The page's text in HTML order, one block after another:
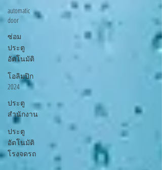
automatic
door
ซ่อม
ประตู
อัตโนมัติ
โอลิมปิก
2024
ประตู
สำนักงาน
ประตู
อัตโนมัติ
โรงจดรถ